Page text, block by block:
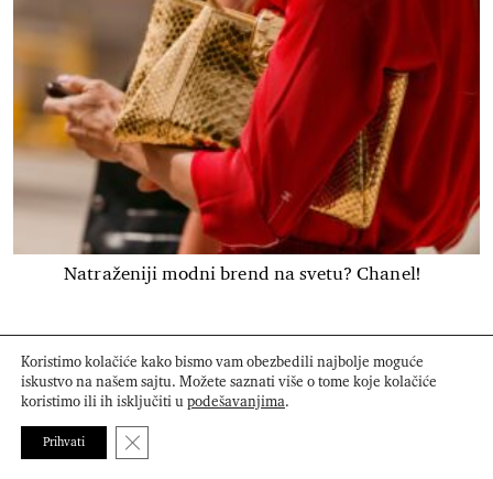
Natraženiji modni brend na svetu? Chanel!
Koristimo kolačiće kako bismo vam obezbedili najbolje moguće
iskustvo na našem sajtu. Možete saznati više o tome koje kolačiće
koristimo ili ih isključiti upodešavanjima.
Prihvati Close GDPR Cookie Banner